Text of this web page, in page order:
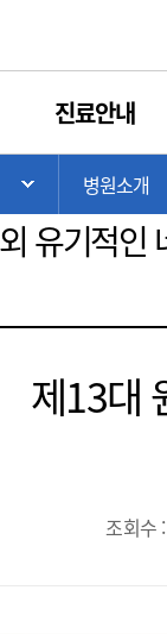
진료안내
주 메뉴 목록 열기
병원소개
1910 ~ 1945
유기적인
제13대
조회수